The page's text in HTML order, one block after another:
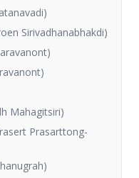
Sirivadhanabhakdi)
Mahagitsiri)
Prasarttong-